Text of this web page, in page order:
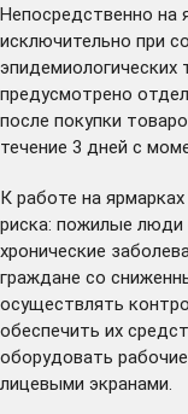
Непосредственно на
исключительно при
предусмотрено
после покупки
течение 3 дней с
К работе на
риска: пожилые
хронические
граждане со
осуществлять
обеспечить их
оборудовать
лицевыми экранами.